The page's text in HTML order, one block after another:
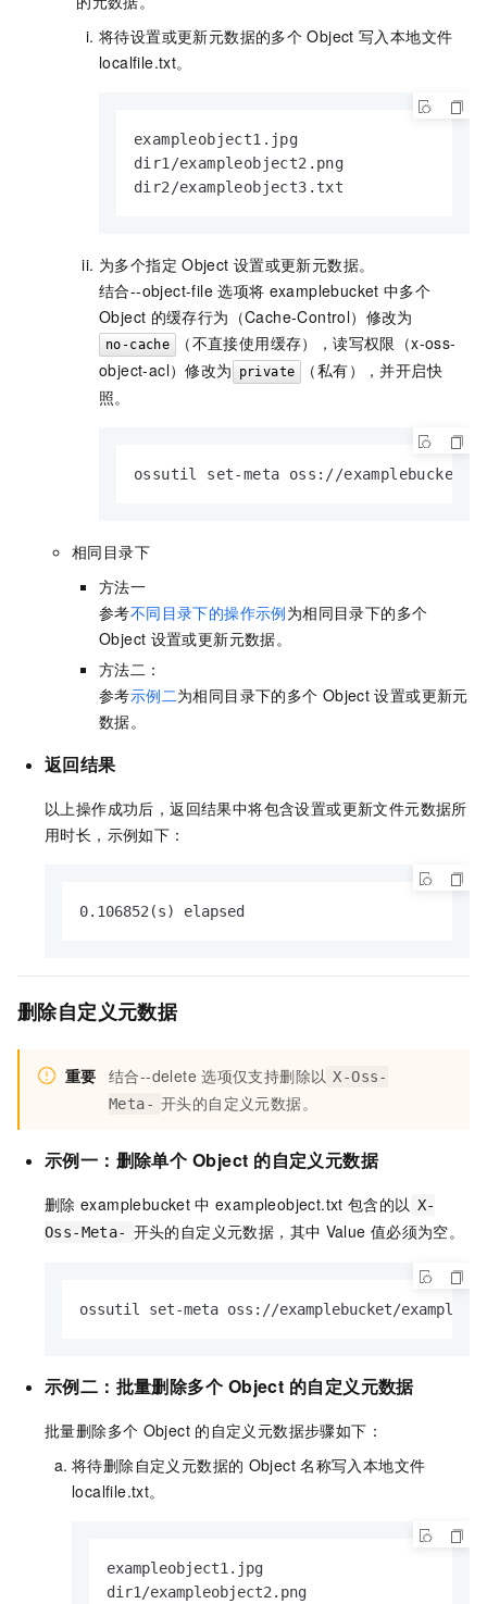
将待设置或更新元数据的多个 Object 写入本地文件
localfile.txt。
exampleobject1.jpg
dir1/exampleobject2.png
dir2/exampleobject3.txt
为多个指定 Object 设置或更新元数据。
结合--object-file 选项将 examplebucket 中多个
Object 的缓存行为（Cache-Control）修改为
no-cache
（不直接使用缓存），读写权限（x-oss-
object-acl）修改为
private
（私有），并开启快
照。
ossutil set-meta oss://examplebucket
相同目录下
方法一
参考不同目录下的操作示例为相同目录下的多个
Object 设置或更新元数据。
方法二：
参考示例二为相同目录下的多个 Object 设置或更新元
数据。
返回结果
以上操作成功后，返回结果中将包含设置或更新文件元数据所
用时长，示例如下：
0.106852(s) elapsed
删除自定义元数据
重要 结合--delete 选项仅支持删除以 X-Oss-
Meta- 开头的自定义元数据。
示例一：删除单个 Object 的自定义元数据
删除 examplebucket 中 exampleobject.txt 包含的以 X-
Oss-Meta- 开头的自定义元数据，其中 Value 值必须为空。
ossutil set-meta oss://examplebucket/
示例二：批量删除多个 Object 的自定义元数据
批量删除多个 Object 的自定义元数据步骤如下：
将待删除自定义元数据的 Object 名称写入本地文件
localfile.txt。
exampleobject1.jpg
dir1/exampleobject2.png